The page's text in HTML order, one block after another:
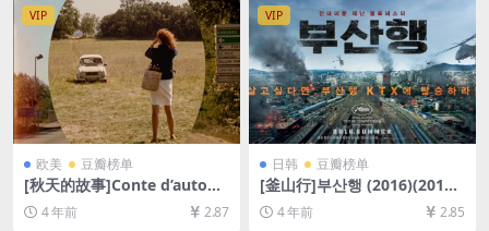
VIP
欧美 豆瓣榜单
[秋天的故事]Conte d’autom
ne (1998)[百度网盘+迅雷云盘
资源1080P超清未删减][MP4/
4 年前 2.87
VIP
日韩 豆瓣榜单
[釜山行]부산행 (2016)(2012)
[百度网盘+迅雷云盘资源1080
P超清未删减][MP4/7.6GB][韩
4 年前 2.85